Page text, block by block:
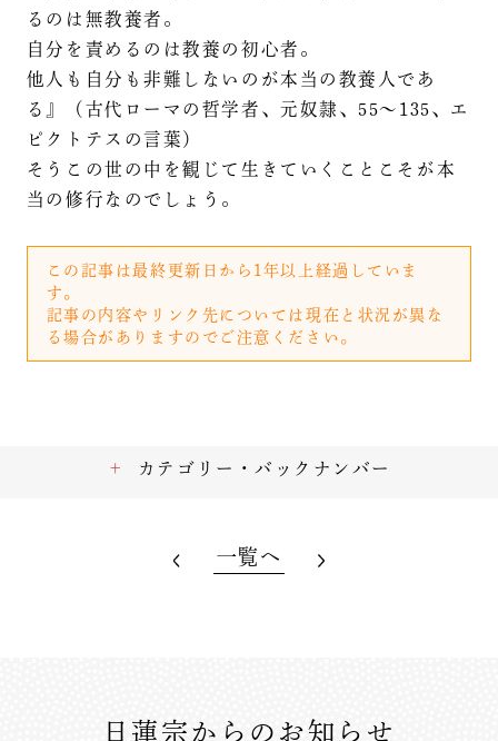
るのは無教養者。
自分を責めるのは教養の初心者。
他人も自分も非難しないのが本当の教養人であ
る』（古代ローマの哲学者、元奴隷、55～135、エ
ピクトテスの言葉）
そうこの世の中を観じて生きていくことこそが本
当の修行なのでしょう。
この記事は最終更新日から1年以上経過していま
す。
記事の内容やリンク先については現在と状況が異な
る場合がありますのでご注意ください。
カテゴリー・バックナンバー
一覧へ
日蓮宗からのお知らせ